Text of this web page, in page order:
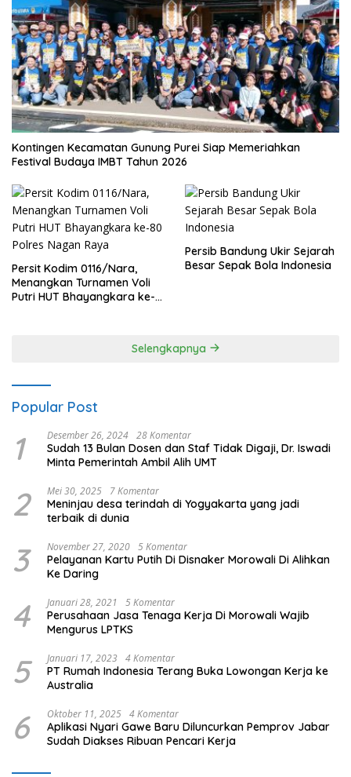
Kontingen Kecamatan Gunung Purei Siap Memeriahkan
Festival Budaya IMBT Tahun 2026
Persit Kodim 0116/Nara,
Menangkan Turnamen Voli
Putri HUT Bhayangkara ke-
Persib Bandung Ukir Sejarah
Besar Sepak Bola Indonesia
Selengkapnya
Popular Post
1 Desember 26, 2024 28 Komentar
Sudah 13 Bulan Dosen dan Staf Tidak Digaji, Dr. Iswadi
Minta Pemerintah Ambil Alih UMT
2 Mei 30, 2025 7 Komentar
Meninjau desa terindah di Yogyakarta yang jadi
terbaik di dunia
3 November 27, 2020 5 Komentar
Pelayanan Kartu Putih Di Disnaker Morowali Di Alihkan
Ke Daring
4 Januari 28, 2021 5 Komentar
Perusahaan Jasa Tenaga Kerja Di Morowali Wajib
Mengurus LPTKS
5 Januari 17, 2023 4 Komentar
PT Rumah Indonesia Terang Buka Lowongan Kerja ke
Australia
6 Oktober 11, 2025 4 Komentar
Aplikasi Nyari Gawe Baru Diluncurkan Pemprov Jabar
Sudah Diakses Ribuan Pencari Kerja